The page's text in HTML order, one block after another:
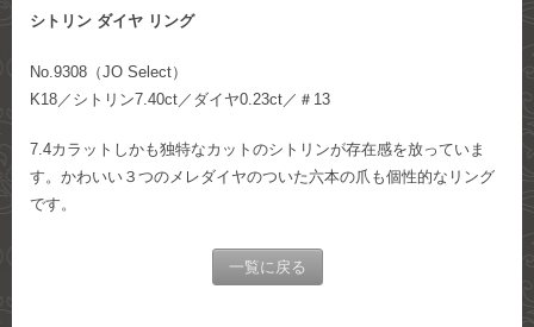
シトリン ダイヤ リング
No.9308（JO Select）
K18／シトリン7.40ct／ダイヤ0.23ct／＃13
7.4カラットしかも独特なカットのシトリンが存在感を放っていま
す。かわいい３つのメレダイヤのついた六本の爪も個性的なリング
です。
一覧に戻る